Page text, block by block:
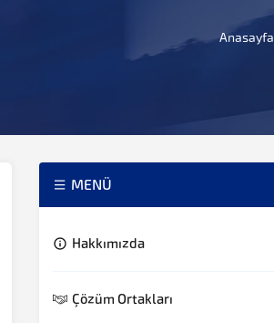
Anasayfa
MENÜ
Hakkımızda
Çözüm Ortakları